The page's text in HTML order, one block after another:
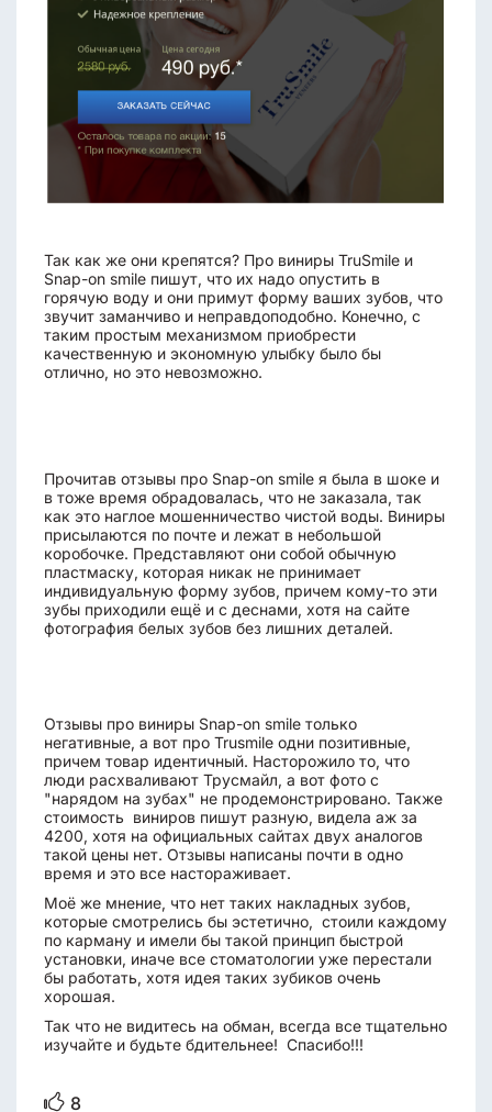
Так как же они крепятся? Про виниры TruSmile и
Snap-on smile пишут, что их надо опустить в
горячую воду и они примут форму ваших зубов, что
звучит заманчиво и неправдоподобно. Конечно, с
таким простым механизмом приобрести
качественную и экономную улыбку было бы
отлично, но это невозможно.
Прочитав отзывы про Snap-on smile я была в шоке и
в тоже время обрадовалась, что не заказала, так
как это наглое мошенничество чистой воды. Виниры
присылаются по почте и лежат в небольшой
коробочке. Представляют они собой обычную
пластмаску, которая никак не принимает
индивидуальную форму зубов, причем кому-то эти
зубы приходили ещё и с деснами, хотя на сайте
фотография белых зубов без лишних деталей.
Отзывы про виниры Snap-on smile только
негативные, а вот про Trusmile одни позитивные,
причем товар идентичный. Насторожило то, что
люди расхваливают Трусмайл, а вот фото с
"нарядом на зубах" не продемонстрировано. Также
стоимость виниров пишут разную, видела аж за
4200, хотя на официальных сайтах двух аналогов
такой цены нет. Отзывы написаны почти в одно
время и это все настораживает.
Моё же мнение, что нет таких накладных зубов,
которые смотрелись бы эстетично, стоили каждому
по карману и имели бы такой принцип быстрой
установки, иначе все стоматологии уже перестали
бы работать, хотя идея таких зубиков очень
хорошая.
Так что не видитесь на обман, всегда все тщательно
изучайте и будьте бдительнее! Спасибо!!!
8